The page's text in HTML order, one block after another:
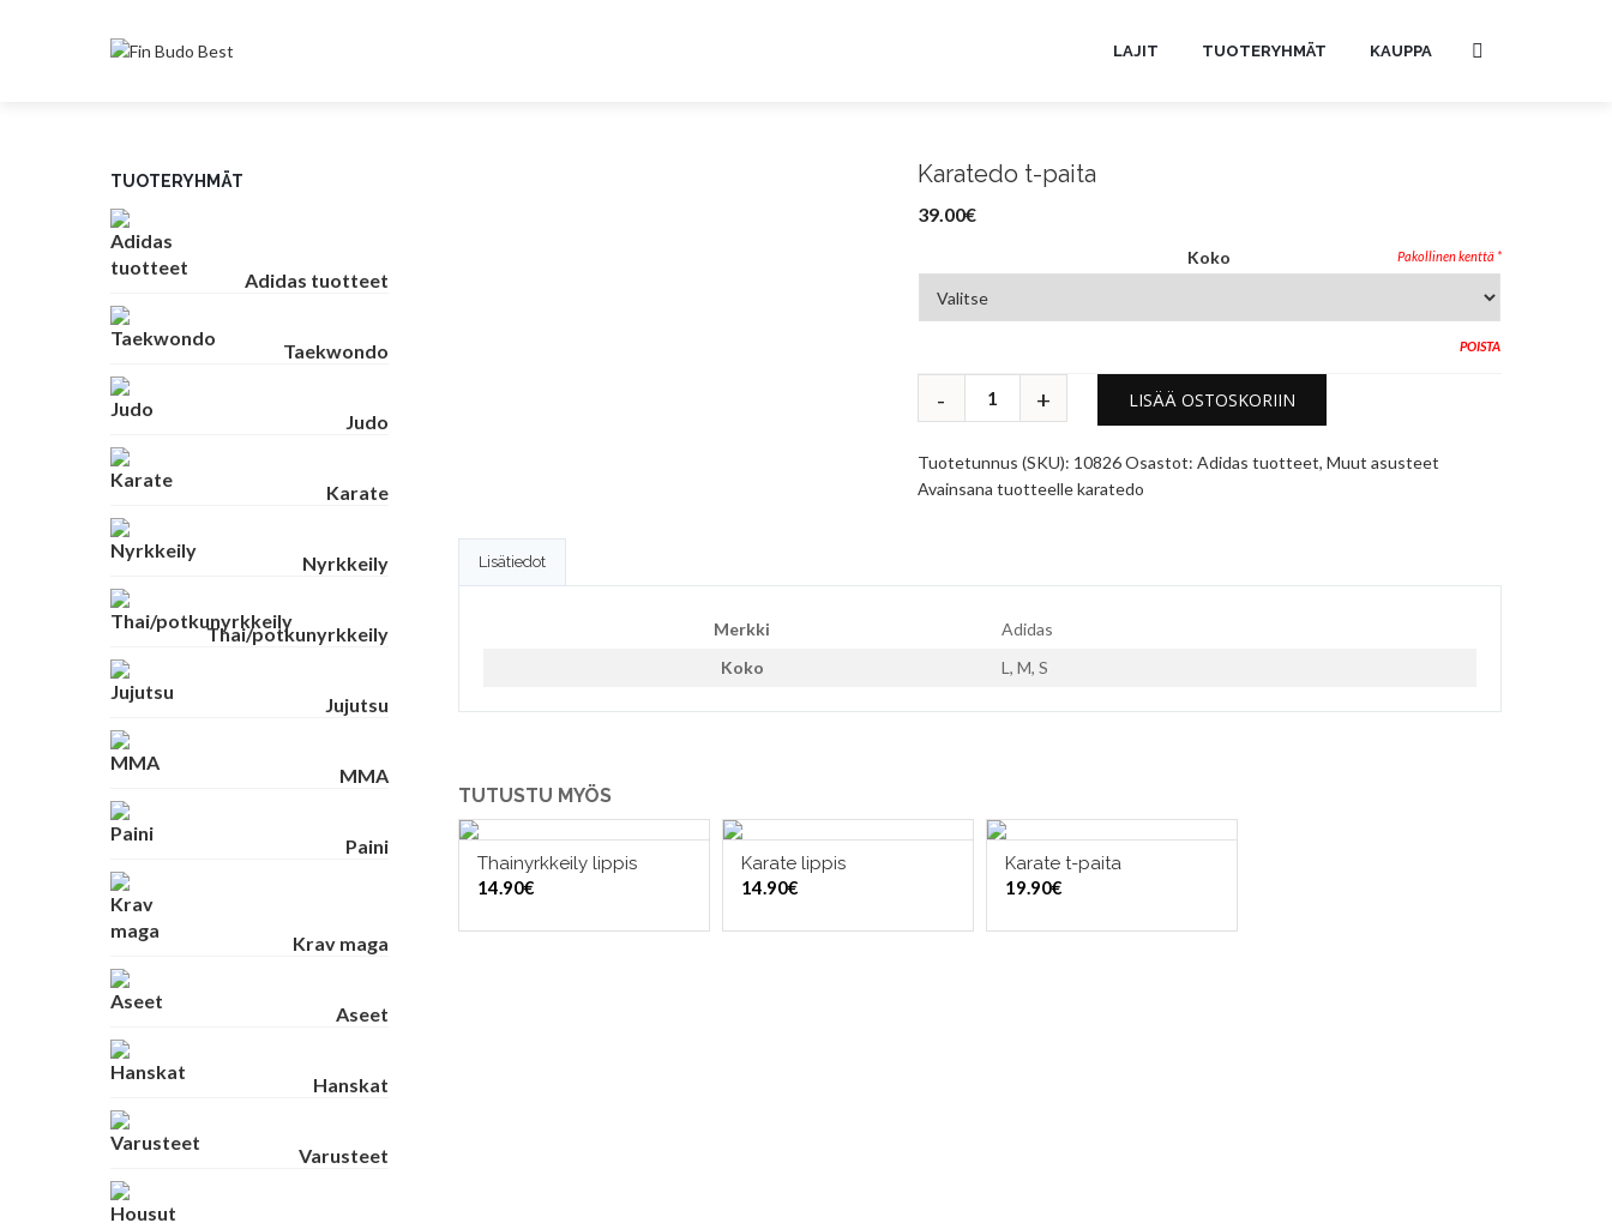
LAJIT TUOTERYHMÄT KAUPPA
Karatedo t-paita
39.00€
Koko
POISTA
LISÄÄ OSTOSKORIIN
Tuotetunnus (SKU): 10826Osastot: Adidas tuotteet, Muut asusteet
Avainsana tuotteellekaratedo
Lisätiedot
Merkki
Adidas
Koko
L, M, S
TUTUSTU MYÖS
LISÄÄ OSTOSKORIIN
Thainyrkkeily lippis
14.90€
LISÄÄ OSTOSKORIIN
Karate lippis
14.90€
VALITSE VAIHTOEHDOISTA
Karate t-paita
19.90€
TUOTERYHMÄT
Adidas tuotteet
Taekwondo
Judo
Karate
Nyrkkeily
Thai/potkunyrkkeily
Jujutsu
MMA
Paini
Krav maga
Aseet
Hanskat
Varusteet